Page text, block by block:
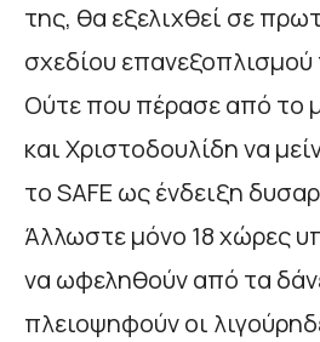
της, θα εξελιχθεί σε
σχεδίου
Ούτε που πέρασε από το
και Χριστοδουλίδη να
το SAFE ως ένδειξη
Άλλωστε μόνο 18 χώρες
να ωφεληθούν από τα
πλειοψηφούν οι